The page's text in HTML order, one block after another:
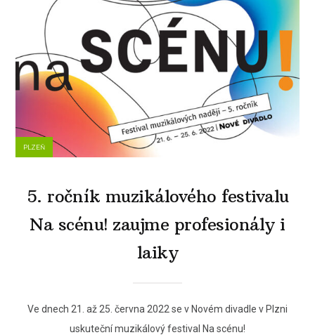
PLZEŇ
5. ročník muzikálového festivalu
Na scénu! zaujme profesionály i
laiky
Ve dnech 21. až 25. června 2022 se v Novém divadle v Plzni
uskuteční muzikálový festival Na scénu!